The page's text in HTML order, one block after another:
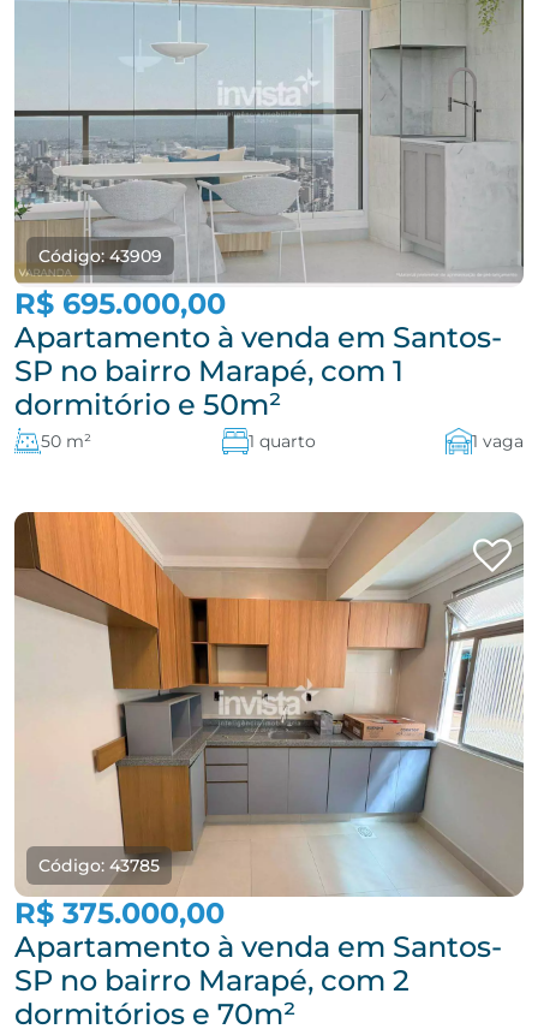
Código: 43909
R$ 695.000,00
Apartamento à venda em Santos-
SP no bairro Marapé, com 1
dormitório e 50m²
50 m² 1 quarto 1 vaga
Código: 43785
R$ 375.000,00
Apartamento à venda em Santos-
SP no bairro Marapé, com 2
dormitórios e 70m²